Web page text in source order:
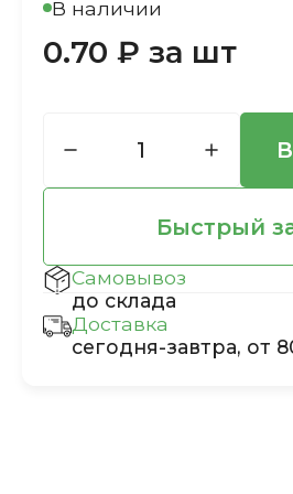
В наличии
0.70 ₽ за шт
Быстрый
Самовывоз
до склада
Доставка
сегодня-завтра, от